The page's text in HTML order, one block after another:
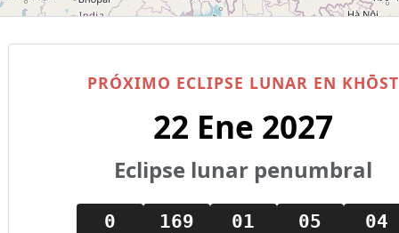
PRÓXIMO ECLIPSE LUNAR EN KHŌST
22 Ene 2027
Eclipse lunar penumbral
0 169 01 05 03